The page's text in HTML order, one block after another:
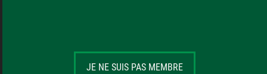
JE NE SUIS PAS MEMBRE